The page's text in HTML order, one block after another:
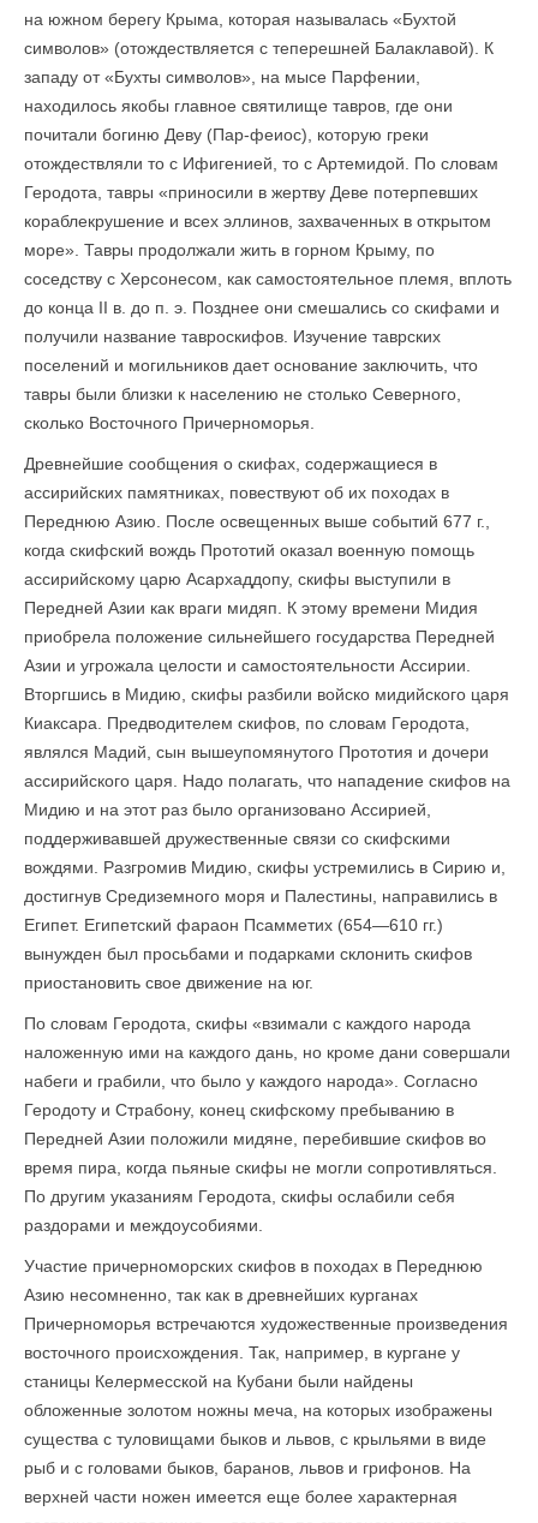
на южном берегу Крыма, которая называлась «Бухтой
символов» (отождествляется с теперешней Балаклавой). К
западу от «Бухты символов», на мысе Парфении,
находилось якобы главное святилище тавров, где они
почитали богиню Деву (Пар-феиос), которую греки
отождествляли то с Ифигенией, то с Артемидой. По словам
Геродота, тавры «приносили в жертву Деве потерпевших
кораблекрушение и всех эллинов, захваченных в открытом
море». Тавры продолжали жить в горном Крыму, по
соседству с Херсонесом, как самостоятельное племя, вплоть
до конца II в. до п. э. Позднее они смешались со скифами и
получили название тавроскифов. Изучение таврских
поселений и могильников дает основание заключить, что
тавры были близки к населению не столько Северного,
сколько Восточного Причерноморья.
Древнейшие сообщения о скифах, содержащиеся в
ассирийских памятниках, повествуют об их походах в
Переднюю Азию. После освещенных выше событий 677 г.,
когда скифский вождь Прототий оказал военную помощь
ассирийскому царю Асархаддопу, скифы выступили в
Передней Азии как враги мидяп. К этому времени Мидия
приобрела положение сильнейшего государства Передней
Азии и угрожала целости и самостоятельности Ассирии.
Вторгшись в Мидию, скифы разбили войско мидийского царя
Киаксара. Предводителем скифов, по словам Геродота,
являлся Мадий, сын вышеупомянутого Прототия и дочери
ассирийского царя. Надо полагать, что нападение скифов на
Мидию и на этот раз было организовано Ассирией,
поддерживавшей дружественные связи со скифскими
вождями. Разгромив Мидию, скифы устремились в Сирию и,
достигнув Средиземного моря и Палестины, направились в
Египет. Египетский фараон Псамметих (654—610 гг.)
вынужден был просьбами и подарками склонить скифов
приостановить свое движение на юг.
По словам Геродота, скифы «взимали с каждого народа
наложенную ими на каждого дань, но кроме дани совершали
набеги и грабили, что было у каждого народа». Согласно
Геродоту и Страбону, конец скифскому пребыванию в
Передней Азии положили мидяне, перебившие скифов во
время пира, когда пьяные скифы не могли сопротивляться.
По другим указаниям Геродота, скифы ослабили себя
раздорами и междо­усобиями.
Участие причерноморских скифов в походах в Переднюю
Азию несомненно, так как в древнейших курганах
Причерноморья встречаются художественные произведения
восточного происхождения. Так, например, в кургане у
станицы Келермесской на Кубани были найдены
обложенные золотом ножны меча, на которых изображены
существа с туловищами быков и львов, с крыльями в виде
рыб и с головами быков, баранов, львов и грифонов. На
верхней части ножен имеется еще более характерная